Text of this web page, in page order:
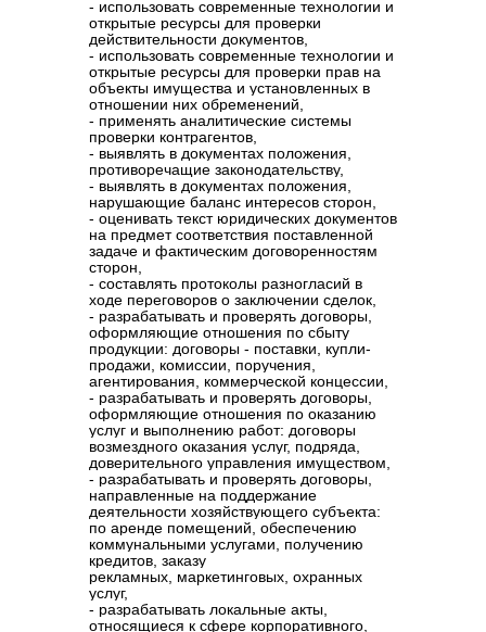
- использовать современные технологии и
открытые ресурсы для проверки
действительности документов,
- использовать современные технологии и
открытые ресурсы для проверки прав на
объекты имущества и установленных в
отношении них обременений,
- применять аналитические системы
проверки контрагентов,
- выявлять в документах положения,
противоречащие законодательству,
- выявлять в документах положения,
нарушающие баланс интересов сторон,
- оценивать текст юридических документов
на предмет соответствия поставленной
задаче и фактическим договоренностям
сторон,
- составлять протоколы разногласий в
ходе переговоров о заключении сделок,
- разрабатывать и проверять договоры,
оформляющие отношения по сбыту
продукции: договоры - поставки, купли-
продажи, комиссии, поручения,
агентирования, коммерческой концессии,
- разрабатывать и проверять договоры,
оформляющие отношения по оказанию
услуг и выполнению работ: договоры
возмездного оказания услуг, подряда,
доверительного управления имуществом,
- разрабатывать и проверять договоры,
направленные на поддержание
деятельности хозяйствующего субъекта:
по аренде помещений, обеспечению
коммунальными услугами, получению
кредитов, заказу
рекламных, маркетинговых, охранных
услуг,
- разрабатывать локальные акты,
относящиеся к сфере корпоративного,